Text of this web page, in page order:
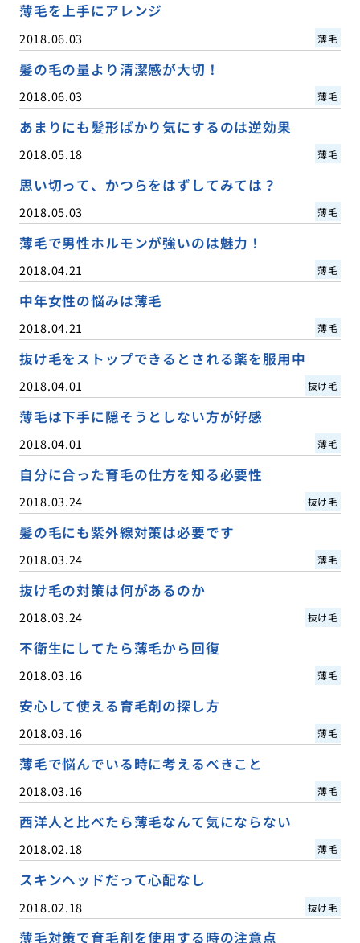
薄毛を上手にアレンジ
2018.06.03 薄毛
髪の毛の量より清潔感が大切！
2018.06.03 薄毛
あまりにも髪形ばかり気にするのは逆効果
2018.05.18 薄毛
思い切って、かつらをはずしてみては？
2018.05.03 薄毛
薄毛で男性ホルモンが強いのは魅力！
2018.04.21 薄毛
中年女性の悩みは薄毛
2018.04.21 薄毛
抜け毛をストップできるとされる薬を服用中
2018.04.01 抜け毛
薄毛は下手に隠そうとしない方が好感
2018.04.01 薄毛
自分に合った育毛の仕方を知る必要性
2018.03.24 抜け毛
髪の毛にも紫外線対策は必要です
2018.03.24 薄毛
抜け毛の対策は何があるのか
2018.03.24 抜け毛
不衛生にしてたら薄毛から回復
2018.03.16 薄毛
安心して使える育毛剤の探し方
2018.03.16 薄毛
薄毛で悩んでいる時に考えるべきこと
2018.03.16 薄毛
西洋人と比べたら薄毛なんて気にならない
2018.02.18 薄毛
スキンヘッドだって心配なし
2018.02.18 抜け毛
薄毛対策で育毛剤を使用する時の注意点